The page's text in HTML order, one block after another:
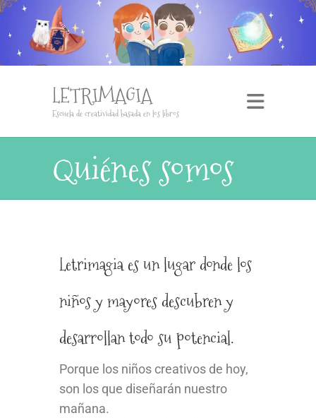
LETRIMAGIA
Escuela de creatividad basada en los libros
Quiénes somos
Letrimagia es un lugar donde los
niños y mayores descubren y
desarrollan todo su potencial.
Porque los niños creativos de hoy,
son los que diseñarán nuestro
mañana.